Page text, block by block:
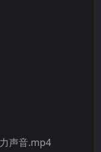
声音.mp4